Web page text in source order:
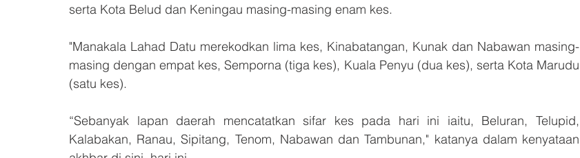
serta Kota Belud dan Keningau masing-masing enam kes.
"Manakala Lahad Datu merekodkan lima kes, Kinabatangan, Kunak dan Nabawan masing-
masing dengan empat kes, Semporna (tiga kes), Kuala Penyu (dua kes), serta Kota Marudu
(satu kes).
“Sebanyak lapan daerah mencatatkan sifar kes pada hari ini iaitu, Beluran, Telupid,
Kalabakan, Ranau, Sipitang, Tenom, Nabawan dan Tambunan," katanya dalam kenyataan